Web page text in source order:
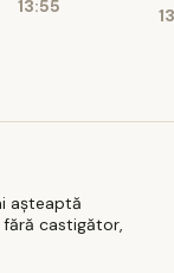
vechi
13:55
așteaptă
castigător,